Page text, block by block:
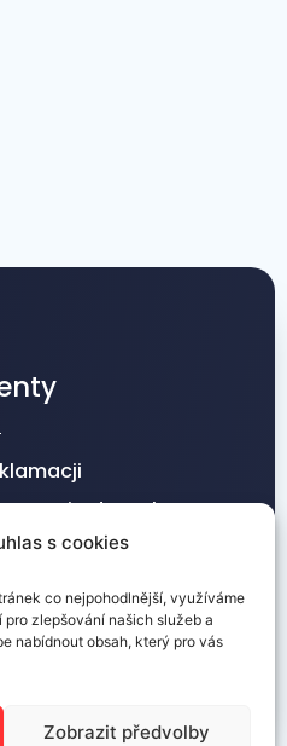
s cookies
co nejpohodlnější, využíváme
zlepšování našich služeb a
nabídnout obsah, který pro vás
Zobrazit předvolby
danych